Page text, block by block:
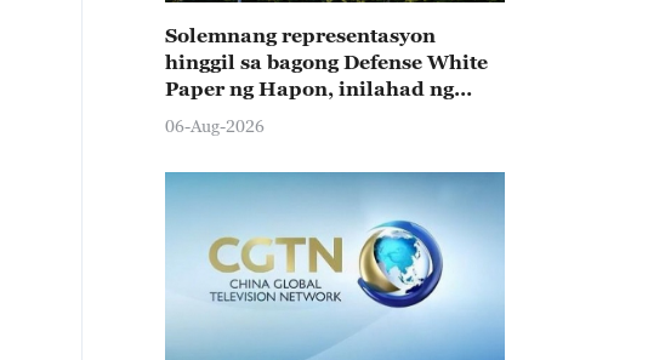
Solemnang representasyon
hinggil sa bagong Defense White
Paper ng Hapon, inilahad ng
Tsina
06-Aug-2026